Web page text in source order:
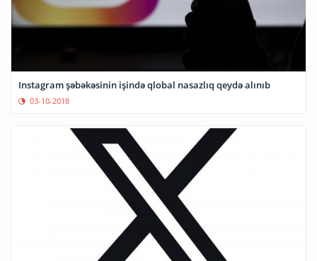
Instagram şəbəkəsinin işində qlobal nasazlıq qeydə alınıb
03-10-2018